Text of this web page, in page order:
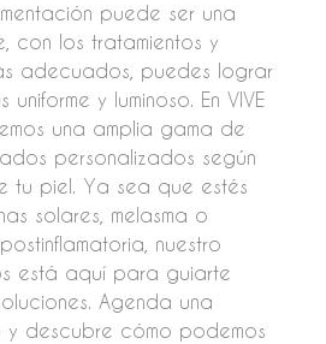
puede ser una
con los tratamientos y
adecuados, puedes lograr
y luminoso. En VIVE
una amplia gama de
personalizados según
tu piel. Ya sea que estés
solares, melasma o
nuestro
está aquí para guiarte
Agenda una
y descubre cómo podemos